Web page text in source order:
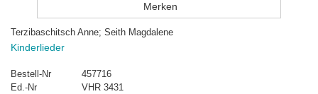
Merken
Terzibaschitsch Anne; Seith Magdalene
Kinderlieder
Bestell-Nr
457716
Ed.-Nr
VHR 3431